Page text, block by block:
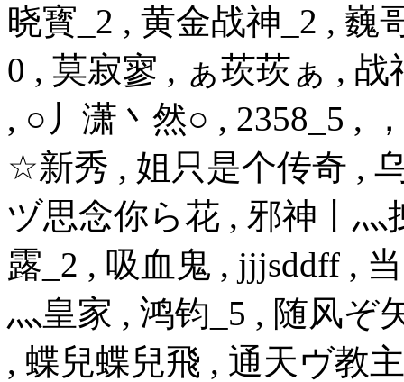
晓寳_2 , 黄金战神_2 ,
0 , 莫寂寥 , ぁ莰莰ぁ ,
, ○丿潇丶然○ , 2358_5 ,
☆新秀 , 姐只是个传奇 ,
ヅ思念你ら花 , 邪神丨
露_2 , 吸血鬼 , jjjsddff ,
灬皇家 , 鸿钧_5 , 随风ぞ
, 蝶兒蝶兒飛 , 通天ヴ教